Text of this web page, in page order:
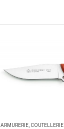
ARMURERIE COUTELLERIE